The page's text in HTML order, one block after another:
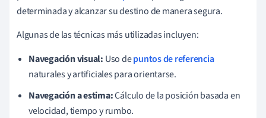
determinada y alcanzar su destino de manera segura.
Algunas de las técnicas más utilizadas incluyen:
Navegación visual: Uso depuntos de referencia
naturales y artificiales para orientarse.
Navegación a estima:Cálculo de la posición basada en
velocidad, tiempo y rumbo.